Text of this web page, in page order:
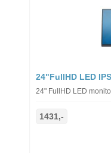
24"FullHD LED IPS
24" FullHD LED
1431,-